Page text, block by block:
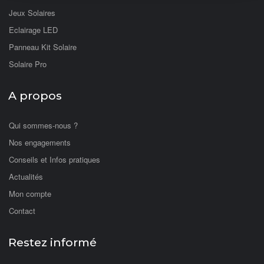
Jeux Solaires
Eclairage LED
Panneau Kit Solaire
Solaire Pro
A propos
Qui sommes-nous ?
Nos engagements
Conseils et Infos pratiques
Actualités
Mon compte
Contact
Restez informé